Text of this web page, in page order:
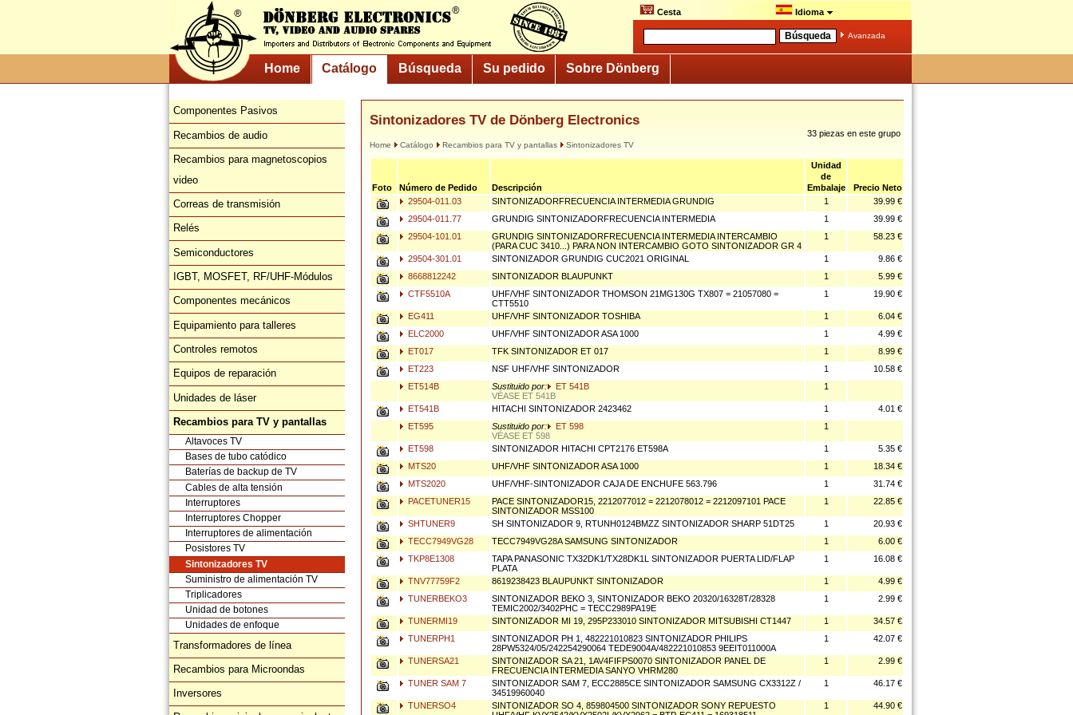
Cesta Idioma
Avanzada
Home Catálogo Búsqueda Su pedido Sobre Dönberg
Componentes Pasivos
Recambios de audio
Recambios para magnetoscopios
video
Correas de transmisión
Relés
Semiconductores
IGBT, MOSFET, RF/UHF-Módulos
Componentes mecánicos
Equipamiento para talleres
Controles remotos
Equipos de reparación
Unidades de láser
Recambios para TV y pantallas
Altavoces TV
Bases de tubo catódico
Baterías de backup de TV
Cables de alta tensión
Interruptores
Interruptores Chopper
Interruptores de alimentación
Posistores TV
Sintonizadores TV
Suministro de alimentación TV
Triplicadores
Unidad de botones
Unidades de enfoque
Transformadores de línea
Recambios para Microondas
Inversores
Sintonizadores TV de Dönberg Electronics
Home Catálogo Recambios para TV y pantallas Sintonizadores TV
33 piezas en este grupo
Foto Número de Pedido Descripción
Unidad
de
Embalaje
Precio Neto
29504-011.03
SINTONIZADORFRECUENCIA INTERMEDIA GRUNDIG 1
39.99 €
29504-011.77
GRUNDIG SINTONIZADORFRECUENCIA INTERMEDIA 1
39.99 €
29504-101.01
GRUNDIG SINTONIZADORFRECUENCIA INTERMEDIA INTERCAMBIO
(PARA CUC 3410...) PARA NON INTERCAMBIO GOTO SINTONIZADOR GR 4
1 58.23 €
29504-301.01 SINTONIZADOR GRUNDIG CUC2021 ORIGINAL 1
9.86 €
8668812242
SINTONIZADOR BLAUPUNKT 1
5.99 €
CTF5510A
UHF/VHF SINTONIZADOR THOMSON 21MG130G TX807 = 21057080 =
CTT5510
1 19.90 €
EG411 UHF/VHF SINTONIZADOR TOSHIBA 1
6.04 €
ELC2000
UHF/VHF SINTONIZADOR ASA 1000 1
4.99 €
ET017
TFK SINTONIZADOR ET 017 1
8.99 €
ET223
NSF UHF/VHF SINTONIZADOR 1
10.58 €
ET514B
Sustituido por:
ET 541B
VÉASE ET 541B
1
ET541B HITACHI SINTONIZADOR 2423462 1
4.01 €
ET595
Sustituido por:
ET 598
VÉASE ET 598
1
ET598 SINTONIZADOR HITACHI CPT2176 ET598A 1
5.35 €
MTS20
UHF/VHF SINTONIZADOR ASA 1000 1
18.34 €
MTS2020
UHF/VHF-SINTONIZADOR CAJA DE ENCHUFE 563.796 1
31.74 €
PACETUNER15
PACE SINTONIZADOR15, 2212077012 = 2212078012 = 2212097101 PACE
SINTONIZADOR MSS100
1 22.85 €
SHTUNER9 SH SINTONIZADOR 9, RTUNH0124BMZZ SINTONIZADOR SHARP 51DT25 1
20.93 €
TECC7949VG28
TECC7949VG28A SAMSUNG SINTONIZADOR 1
6.00 €
TKP8E1308
TAPA PANASONIC TX32DK1/TX28DK1L SINTONIZADOR PUERTA LID/FLAP
PLATA
1 16.08 €
TNV77759F2 8619238423 BLAUPUNKT SINTONIZADOR 1
4.99 €
TUNERBEKO3
SINTONIZADOR BEKO 3, SINTONIZADOR BEKO 20320/16328T/28328
TEMIC2002/3402PHC = TECC2989PA19E
1 2.99 €
TUNERMI19 SINTONIZADOR MI 19, 295P233010 SINTONIZADOR MITSUBISHI CT1447 1
34.57 €
TUNERPH1
SINTONIZADOR PH 1, 482221010823 SINTONIZADOR PHILIPS
28PW5324/05/242254290064 TEDE9004A/482221010853 9EEIT011000A
1 42.07 €
TUNERSA21
SINTONIZADOR SA 21, 1AV4FIFPS0070 SINTONIZADOR PANEL DE
FRECUENCIA INTERMEDIA SANYO VHRM280
1 2.99 €
TUNER SAM 7
SINTONIZADOR SAM 7, ECC2885CE SINTONIZADOR SAMSUNG CX3312Z /
34519960040
1 46.17 €
TUNERSO4
SINTONIZADOR SO 4, 859804500 SINTONIZADOR SONY REPUESTO
1 44.90 €